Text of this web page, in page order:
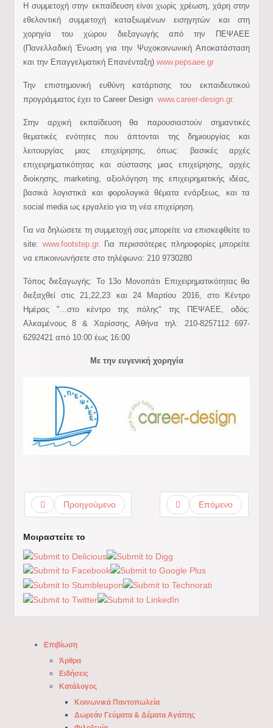
Η συμμετοχή στην εκπαίδευση είναι χωρίς χρέωση, χάρη στην
εθελοντική συμμετοχή καταξιωμένων εισηγητών και στη
χορηγία του χώρου διεξαγωγής από την ΠΕΨΑΕΕ
(Πανελλαδική Ένωση για την Ψυχοκοινωνική Αποκατάσταση
και την Επαγγελματική Επανένταξη) www.pepsaee.gr
Την επιστημονική ευθύνη κατάρτισης του εκπαιδευτικού
προγράμματος έχει το Career Design www.career-design.gr.
Στην αρχική εκπαίδευση θα παρουσιαστούν σημαντικές
θεματικές ενότητες που άπτονται της δημιουργίας και
λειτουργίας μιας επιχείρησης, όπως: βασικές αρχές
επιχειρηματικότητας και σύστασης μιας επιχείρησης, αρχές
διοίκησης, marketing, αξιολόγηση της επιχειρηματικής ιδέας,
βασικά λογιστικά και φορολογικά θέματα ενάρξεως, και τα
social media ως εργαλείο για τη νέα επιχείρηση.
Για να δηλώσετε τη συμμετοχή σας μπορείτε να επισκεφθείτε το
site: www.footstep.gr. Για περισσότερες πληροφορίες μπορείτε
να επικοινωνήσετε στο τηλέφωνο: 210 9730280
Τόπος διεξαγωγής: Το 13o Μονοπάτι Επιχειρηματικότητας θα
διεξαχθεί στις 21,22,23 και 24 Μαρτίου 2016, στο Κέντρο
Ημέρας "...στο κέντρο της πόλης" της ΠΕΨΑΕΕ, οδός:
Αλκαμένους 8 & Χαρίσσης, Αθήνα τηλ: 210-8257112 697-
6292421 από 10:00 έως 16:00
Με την ευγενική χορηγία
Προηγούμενο Επόμενο
Μοιραστείτε το
Επιβίωση
Άρθρα
Ειδήσεις
Κατάλογος
Κοινωνικά Παντοπωλεία
Δωρεάν Γεύματα & Δέματα Αγάπης